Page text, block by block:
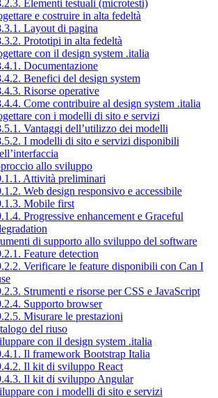
Elementi testuali (microtesti)
e costruire in alta fedeltà
Layout di pagina
Prototipi in alta fedeltà
con il design system .italia
Documentazione
Benefici del design system
Risorse operative
Come contribuire al design system .italia
con i modelli di sito e servizi
Vantaggi dell’utilizzo dei modelli
I modelli di sito e servizi disponibili
allo sviluppo
Attività preliminari
Web design responsivo e accessibile
Mobile first
Progressive enhancement e Graceful
di supporto allo sviluppo del software
Feature detection
Verificare le feature disponibili con Can I
Strumenti e risorse per CSS e JavaScript
Supporto browser
Misurare le prestazioni
del riuso
con il design system .italia
Il framework Bootstrap Italia
Il kit di sviluppo React
Il kit di sviluppo Angular
con i modelli di sito e servizi